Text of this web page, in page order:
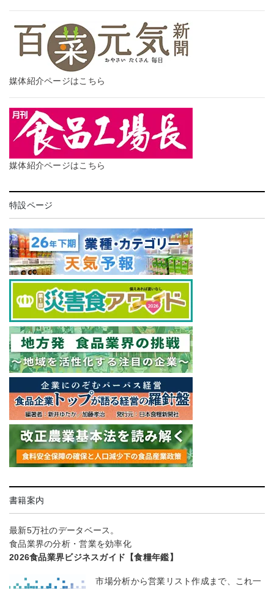
媒体紹介ページはこちら
媒体紹介ページはこちら
特設ページ
書籍案内
最新5万社のデータベース。
食品業界の分析・営業を効率化
2026食品業界ビジネスガイド【食糧年鑑】
市場分析から営業リスト作成まで、これ一